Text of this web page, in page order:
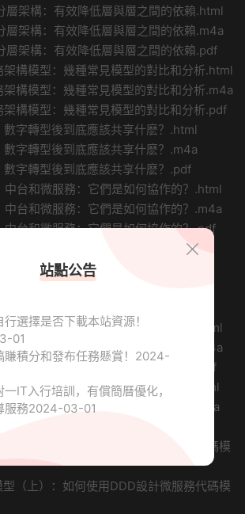
層架構：有效降低層與層之間的依賴.html
層架構：有效降低層與層之間的依賴.m4a
層架構：有效降低層與層之間的依賴.pdf
構模型：幾種常見模型的對比和分析.html
構模型：幾種常見模型的對比和分析.m4a
構模型：幾種常見模型的對比和分析.pdf
字轉型後到底應該共享什麽？.html
字轉型後到底應該共享什麽？.m4a
字轉型後到底應該共享什麽？.pdf
中台和微服務：它們是如何協作的？.html
中台和微服務：它們是如何協作的？.m4a
中台和微服務：它們是如何協作的？.pdf
個典型問題的講解
個典型問題的講解.html
個典型問題的講解.m4a
講)/
踐：如何用DDD重構中台業務模型？.html
踐：如何用DDD重構中台業務模型？.m4a
踐：如何用DDD重構中台業務模型？.pdf
：如何用事件風暴構建領域模型？.html
：如何用事件風暴構建領域模型？.m4a
：如何用事件風暴構建領域模型？.pdf
（上）：如何使用DDD設計微服務代碼模
（上）：如何使用DDD設計微服務代碼模
站點公告
行選擇是否下載本站資源！
01
積分和發布任務懸賞！ 2024-
IT入行培訓，有償簡曆優化，
服務2024-03-01